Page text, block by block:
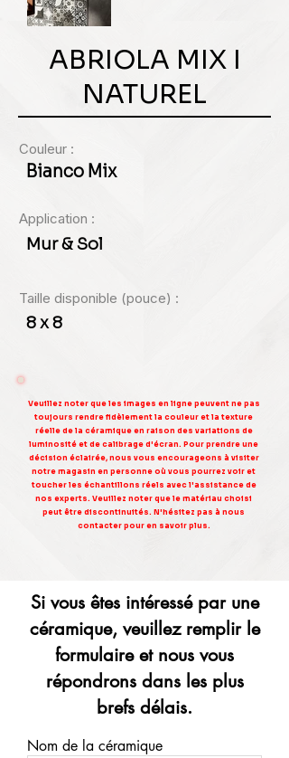
ABRIOLA MIX I
NATUREL
Couleur :
Bianco Mix
Application :
Mur & Sol
Taille disponible (pouce) :
8 x 8
Veuillez noter que les images en ligne peuvent ne pas
toujours rendre fidèlement la couleur et la texture
réelle de la céramique en raison des variations de
luminosité et de calibrage d'écran. Pour prendre une
décision éclairée, nous vous encourageons à visiter
notre magasin en personne où vous pourrez voir et
toucher les échantillons réels avec l'assistance de
nos experts. Veuillez noter que le matériau choisi
peut être discontinuités. N'hésitez pas à nous
contacter pour en savoir plus.
Si vous êtes intéressé par une
céramique, veuillez remplir le
formulaire et nous vous
répondrons dans les plus
brefs délais.
Nom de la céramique